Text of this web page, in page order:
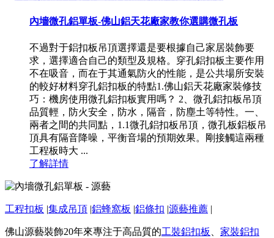
內墻微孔鋁單板-佛山鋁天花廠家教你選購微孔板
不過對于鋁扣板吊頂選擇還是要根據自己家居裝飾要
求，選擇適合自己的類型及規格。穿孔鋁扣板主要作用
不在吸音，而在于其通氣防火的性能，是公共場所安裝
的較好材料穿孔鋁扣板的特點1.佛山鋁天花廠家裝修技
巧：機房使用微孔鋁扣板實用嗎？ 2、微孔鋁扣板吊頂
品質輕，防火安全，防水，隔音，防塵土等特性。一、
兩者之間的共同點，1.1微孔鋁扣板吊頂，微孔板鋁板吊
頂具有隔音降噪，平衡音場的預期效果。剛接觸這兩種
工程板時大 ...
了解詳情
工程扣板 |集成吊頂 |鋁蜂窩板 |鋁條扣 |源藝推薦 |
佛山源藝裝飾20年來專注于高品質的工裝鋁扣板
家裝鋁扣